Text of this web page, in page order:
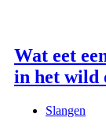
Wat eet
in het wild
Slangen